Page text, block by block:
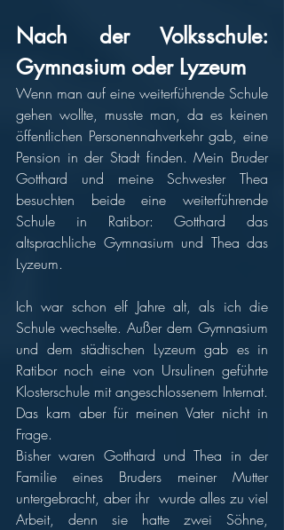
Nach der Volksschule:
Gymnasium oder Lyzeum
Wenn man auf eine weiterführende Schule
gehen wollte, musste man, da es keinen
öffentlichen Personennahverkehr gab, eine
Pension in der Stadt finden. Mein Bruder
Gotthard und meine Schwester Thea
besuchten beide eine weiterführende
Schule in Ratibor: Gotthard das
altsprachliche Gymnasium und Thea das
Lyzeum.
Ich war schon elf Jahre alt, als ich die
Schule wechselte. Außer dem Gymnasium
und dem städtischen Lyzeum gab es in
Ratibor noch eine von Ursulinen geführte
Klosterschule mit angeschlossenem Internat.
Das kam aber für meinen Vater nicht in
Frage.
Bisher waren Gotthard und Thea in der
Familie eines Bruders meiner Mutter
untergebracht, aber ihr  wurde alles zu viel
Arbeit, denn sie hatte zwei Söhne,